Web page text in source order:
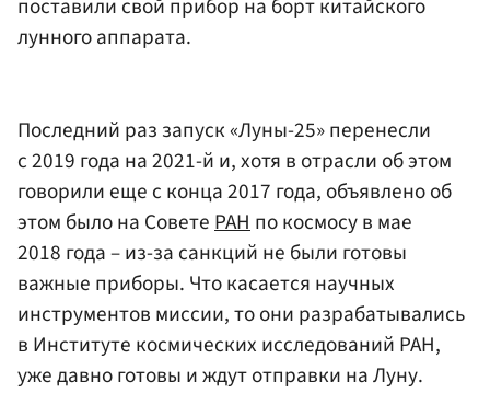
поставили свой прибор на борт китайского
лунного аппарата.
Последний раз запуск «Луны-25» перенесли
с 2019 года на 2021-й и, хотя в отрасли об этом
говорили еще с конца 2017 года, объявлено об
этом было на СоветеРАНпо космосу в мае
2018 года – из-за санкций не были готовы
важные приборы. Что касается научных
инструментов миссии, то они разрабатывались
в Институте космических исследований РАН,
уже давно готовы и ждут отправки на Луну.